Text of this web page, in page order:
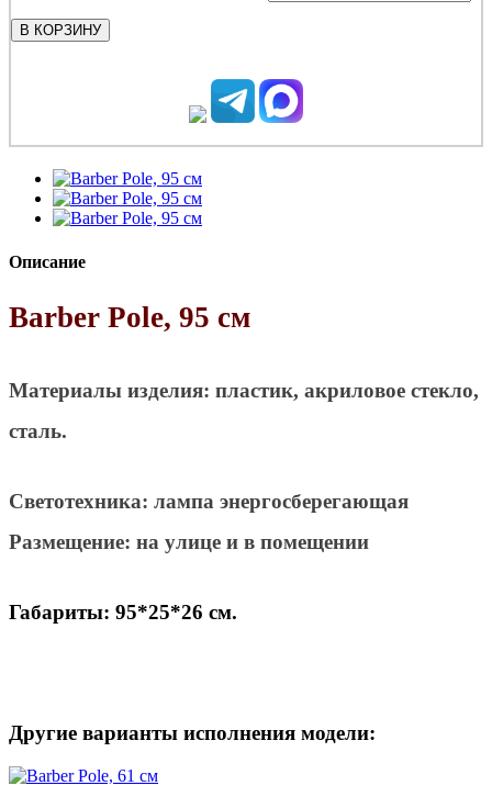
В КОРЗИНУ
Описание
Barber Pole, 95 см
Материалы изделия: пластик, акриловое стекло,
сталь.
Светотехника: лампа энергосберегающая
Размещение: на улице и в помещении
Габариты: 95*25*26 см.
Другие варианты исполнения модели: